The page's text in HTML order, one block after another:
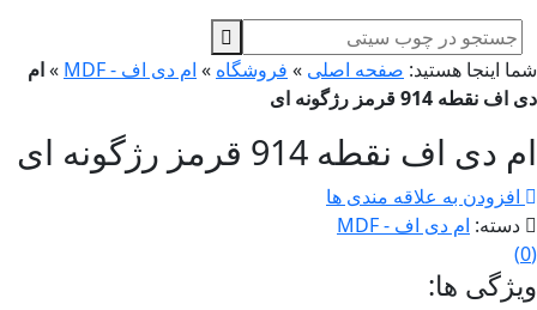
اینجا هستید:صفحه اصلی» فروشگاه» ام دی اف - MDF » ام
نقطه 914 قرمز رژگونه ای
اف نقطه 914 قرمز رژگونه ای
افزودن به علاقه مندی ها
ام دی اف - MDF
)
ها: